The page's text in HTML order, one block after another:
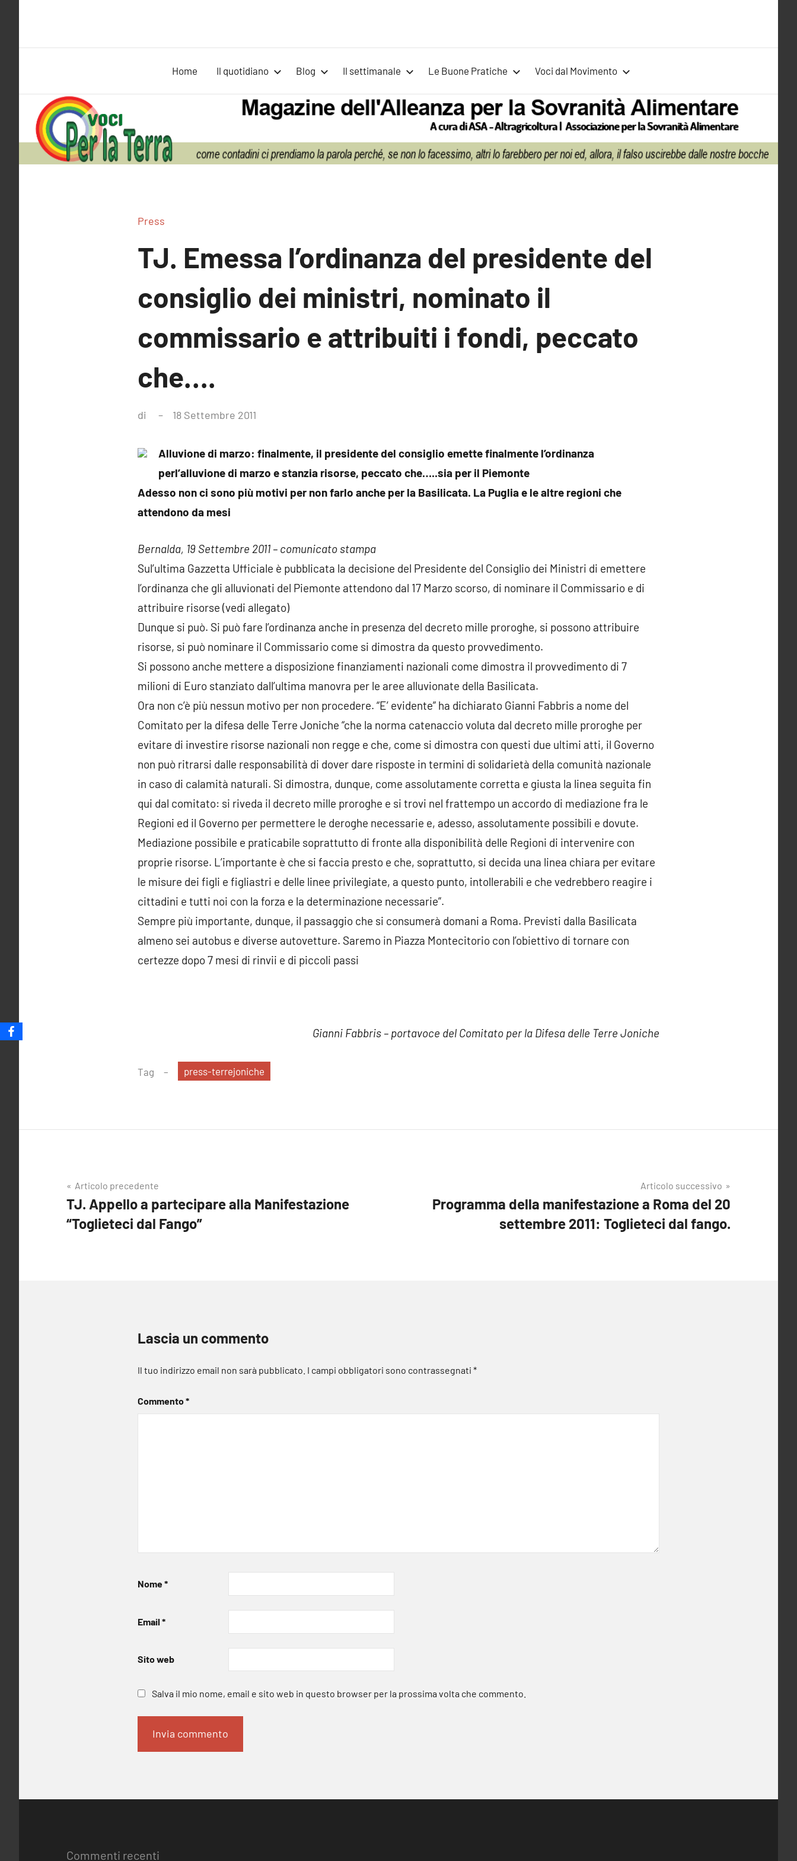
per
la
Terra
Alleanza
Sovranità
Alimentare
Home Il quotidiano Blog Il settimanale Le Buone Pratiche Voci dal Movimento
Press
TJ. Emessa l’ordinanza del presidente del
consiglio dei ministri, nominato il
commissario e attribuiti i fondi, peccato
che….
di 18 Settembre 2011
Alluvione di marzo: finalmente, il presidente del consiglio emette finalmente l’ordinanza
perl’alluvione di marzo e stanzia risorse, peccato che…..sia per il Piemonte
Adesso non ci sono più motivi per non farlo anche per la Basilicata. La Puglia e le altre regioni che
attendono da mesi
Bernalda, 19 Settembre 2011 – comunicato stampa
Sul’ultima Gazzetta Ufficiale è pubblicata la decisione del Presidente del Consiglio dei Ministri di emettere
l’ordinanza che gli alluvionati del Piemonte attendono dal 17 Marzo scorso, di nominare il Commissario e di
attribuire risorse (vedi allegato)
Dunque si può. Si può fare l’ordinanza anche in presenza del decreto mille proroghe, si possono attribuire
risorse, si può nominare il Commissario come si dimostra da questo provvedimento.
Si possono anche mettere a disposizione finanziamenti nazionali come dimostra il provvedimento di 7
milioni di Euro stanziato dall’ultima manovra per le aree alluvionate della Basilicata.
Ora non c’è più nessun motivo per non procedere. “E’ evidente” ha dichiarato Gianni Fabbris a nome del
Comitato per la difesa delle Terre Joniche “che la norma catenaccio voluta dal decreto mille proroghe per
evitare di investire risorse nazionali non regge e che, come si dimostra con questi due ultimi atti, il Governo
non può ritrarsi dalle responsabilità di dover dare risposte in termini di solidarietà della comunità nazionale
in caso di calamità naturali. Si dimostra, dunque, come assolutamente corretta e giusta la linea seguita fin
qui dal comitato: si riveda il decreto mille proroghe e si trovi nel frattempo un accordo di mediazione fra le
Regioni ed il Governo per permettere le deroghe necessarie e, adesso, assolutamente possibili e dovute.
Mediazione possibile e praticabile soprattutto di fronte alla disponibilità delle Regioni di intervenire con
proprie risorse. L’importante è che si faccia presto e che, soprattutto, si decida una linea chiara per evitare
le misure dei figli e figliastri e delle linee privilegiate, a questo punto, intollerabili e che vedrebbero reagire i
cittadini e tutti noi con la forza e la determinazione necessarie”.
Sempre più importante, dunque, il passaggio che si consumerà domani a Roma. Previsti dalla Basilicata
almeno sei autobus e diverse autovetture. Saremo in Piazza Montecitorio con l’obiettivo di tornare con
certezze dopo 7 mesi di rinvii e di piccoli passi
Gianni Fabbris – portavoce del Comitato per la Difesa delle Terre Joniche
Tag press-terrejoniche
Navigazione
articoli
Articolo precedente
TJ. Appello a partecipare alla Manifestazione
“Toglieteci dal Fango”
Articolo successivo
Programma della manifestazione a Roma del 20
settembre 2011: Toglieteci dal fango.
Lascia un commento
Il tuo indirizzo email non sarà pubblicato. I campi obbligatori sono contrassegnati *
Commento*
Nome*
Email *
Sito web
Salva il mio nome, email e sito web in questo browser per la prossima volta che commento.
Commenti recenti